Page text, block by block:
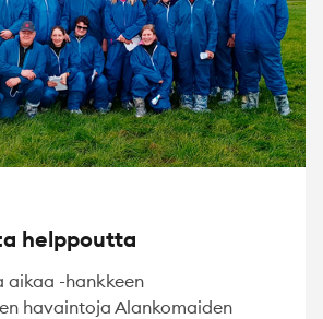
helppoutta
aikaa -hankkeen
havaintoja Alankomaiden